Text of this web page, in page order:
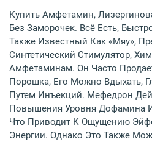
Купить Амфетамин,
Без Заморочек. Всё Есть,
Также Известный Как «мяу»,
Синтетический Стимулятор,
Амфетаминам. Он Часто
Порошка, Его Можно Вдыхать,
Путем Инъекций. Мефедрон
Повышения Уровня Дофамина
Что Приводит К Ощущению
Энергии. Однако Это Также